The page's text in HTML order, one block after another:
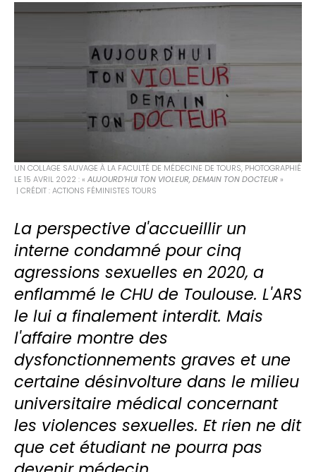
UN COLLAGE SAUVAGE À LA FACULTÉ DE MÉDECINE DE TOURS, PHOTOGRAPHIÉ
LE 15 AVRIL 2022 : « AUJOURD’HUI TON VIOLEUR, DEMAIN TON DOCTEUR »
| CRÉDIT : ACTIONS FÉMINISTES TOURS
La perspective d'accueillir un
interne condamné pour cinq
agressions sexuelles en 2020, a
enflammé le CHU de Toulouse. L'ARS
le lui a finalement interdit. Mais
l'affaire montre des
dysfonctionnements graves et une
certaine désinvolture dans le milieu
universitaire médical concernant
les violences sexuelles. Et rien ne dit
que cet étudiant ne pourra pas